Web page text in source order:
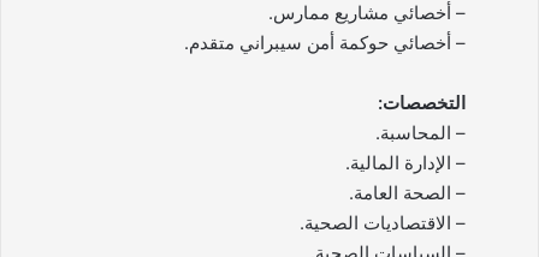
– أخصائي مشاريع ممارس.
– أخصائي حوكمة أمن سيبراني متقدم.
التخصصات:
– المحاسبة.
– الإدارة المالية.
– الصحة العامة.
– الاقتصاديات الصحية.